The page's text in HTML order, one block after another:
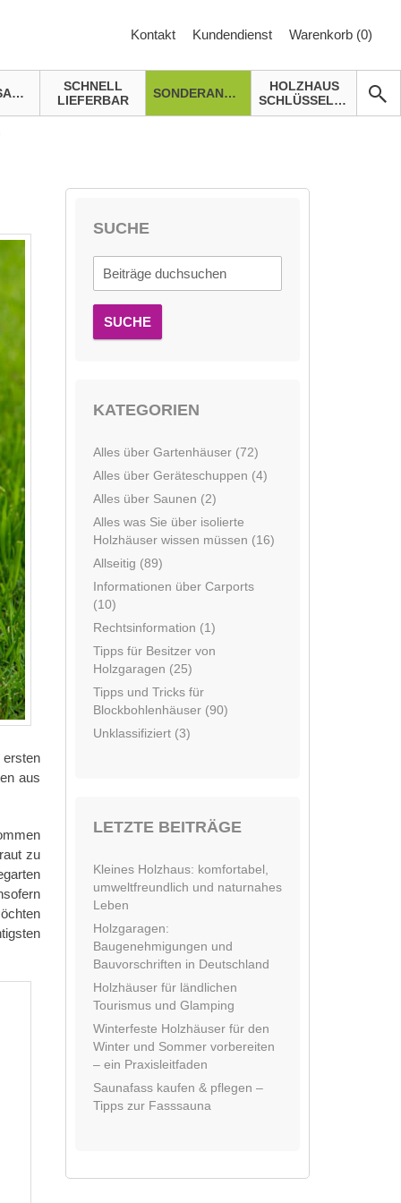
Kontakt Kundendienst Warenkorb (0)
GARTENSAUNA
SCHNELL
LIEFERBAR
SONDERANGEBOTE
HOLZHAUS
SCHLÜSSELFERTIG
aus
zu
SUCHE
SUCHE
KATEGORIEN
Alles über Gartenhäuser (72)
Alles über Geräteschuppen (4)
Alles über Saunen (2)
Alles was Sie über isolierte
Holzhäuser wissen müssen (16)
Allseitig (89)
Informationen über Carports
(10)
Rechtsinformation (1)
Tipps für Besitzer von
Holzgaragen (25)
Tipps und Tricks für
Blockbohlenhäuser (90)
Unklassifiziert (3)
LETZTE BEITRÄGE
Kleines Holzhaus: komfortabel,
umweltfreundlich und naturnahes
Leben
Holzgaragen:
Baugenehmigungen und
Bauvorschriften in Deutschland
Holzhäuser für ländlichen
Tourismus und Glamping
Winterfeste Holzhäuser für den
Winter und Sommer vorbereiten
– ein Praxisleitfaden
Saunafass kaufen & pflegen –
Tipps zur Fasssauna